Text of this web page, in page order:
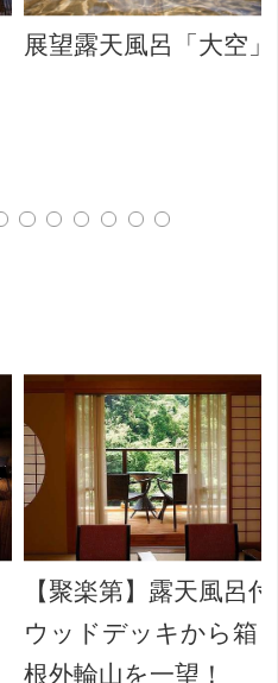
展望露天風呂「大空」
【聚楽第】露天風呂付
ウッドデッキから箱
根外輪山を一望！